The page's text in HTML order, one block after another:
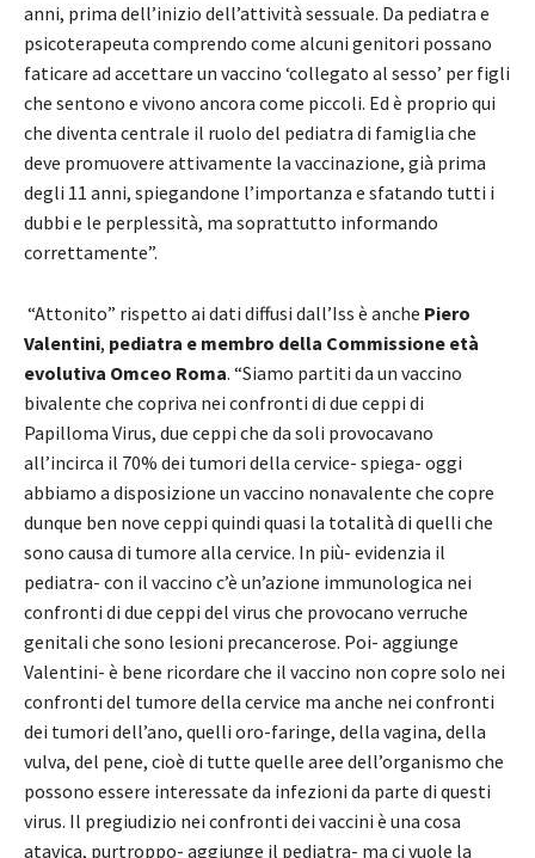
anni, prima dell’inizio dell’attività sessuale. Da pediatra e
psicoterapeuta comprendo come alcuni genitori possano
faticare ad accettare un vaccino ‘collegato al sesso’ per figli
che sentono e vivono ancora come piccoli. Ed è proprio qui
che diventa centrale il ruolo del pediatra di famiglia che
deve promuovere attivamente la vaccinazione, già prima
degli 11 anni, spiegandone l’importanza e sfatando tutti i
dubbi e le perplessità, ma soprattutto informando
correttamente”.
“Attonito” rispetto ai dati diffusi dall’Iss è anche Piero
Valentini, pediatra e membro della Commissione età
evolutiva Omceo Roma. “Siamo partiti da un vaccino
bivalente che copriva nei confronti di due ceppi di
Papilloma Virus, due ceppi che da soli provocavano
all’incirca il 70% dei tumori della cervice- spiega- oggi
abbiamo a disposizione un vaccino nonavalente che copre
dunque ben nove ceppi quindi quasi la totalità di quelli che
sono causa di tumore alla cervice. In più- evidenzia il
pediatra- con il vaccino c’è un’azione immunologica nei
confronti di due ceppi del virus che provocano verruche
genitali che sono lesioni precancerose. Poi- aggiunge
Valentini- è bene ricordare che il vaccino non copre solo nei
confronti del tumore della cervice ma anche nei confronti
dei tumori dell’ano, quelli oro-faringe, della vagina, della
vulva, del pene, cioè di tutte quelle aree dell’organismo che
possono essere interessate da infezioni da parte di questi
virus. Il pregiudizio nei confronti dei vaccini è una cosa
atavica, purtroppo- aggiunge il pediatra- ma ci vuole la